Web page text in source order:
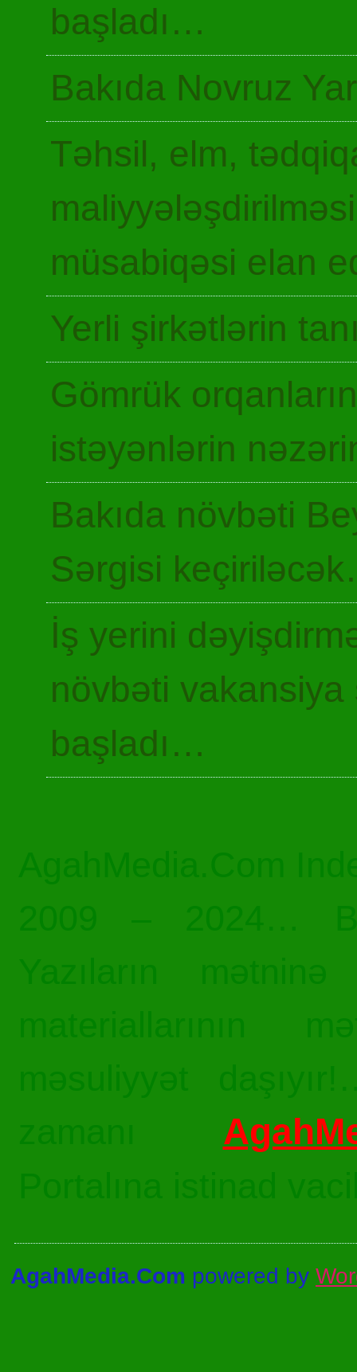
başladı…
Bakıda Novruz
Təhsil, elm,
müsabiqəsi elan
Yerli şirkətlərin
Gömrük
istəyənlərin
Bakıda növbəti
Sərgisi
İş yerini
növbəti
başladı…
AgahMedia.Com powered by